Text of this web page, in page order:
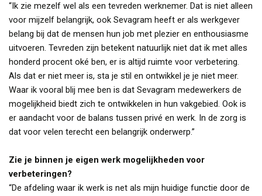
“Ik zie mezelf wel als een tevreden werknemer. Dat is niet alleen
voor mijzelf belangrijk, ook Sevagram heeft er als werkgever
belang bij dat de mensen hun job met plezier en enthousiasme
uitvoeren. Tevreden zijn betekent natuurlijk niet dat ik met alles
honderd procent oké ben, er is altijd ruimte voor verbetering.
Als dat er niet meer is, sta je stil en ontwikkel je je niet meer.
Waar ik vooral blij mee ben is dat Sevagram medewerkers de
mogelijkheid biedt zich te ontwikkelen in hun vakgebied. Ook is
er aandacht voor de balans tussen privé en werk. In de zorg is
dat voor velen terecht een belangrijk onderwerp.”
Zie je binnen je eigen werk mogelijkheden voor
verbeteringen?
“De afdeling waar ik werk is net als mijn huidige functie door de